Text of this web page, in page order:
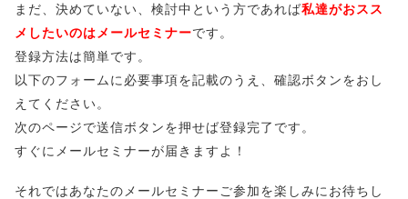
まだ、決めていない、検討中という方であれば私達がおスス
メしたいのはメールセミナーです。
登録方法は簡単です。
以下のフォームに必要事項を記載のうえ、確認ボタンをおし
えてください。
次のページで送信ボタンを押せば登録完了です。
すぐにメールセミナーが届きますよ！
それではあなたのメールセミナーご参加を楽しみにお待ちし